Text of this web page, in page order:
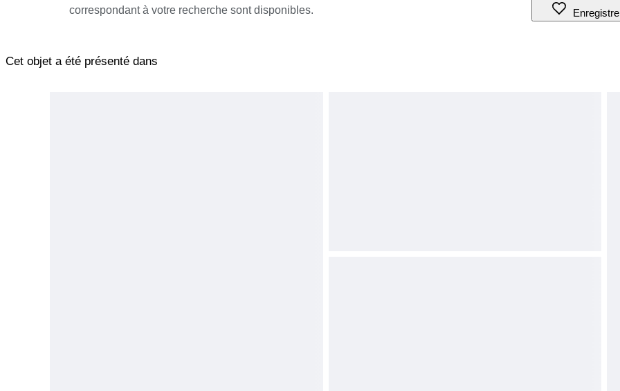
correspondant à votre recherche sont disponibles.
Cet objet a été présenté dans